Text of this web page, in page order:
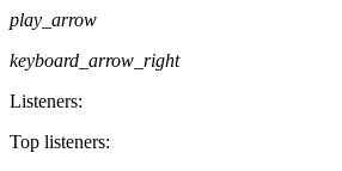
play_arrow
keyboard_arrow_right
Listeners:
Top listeners: